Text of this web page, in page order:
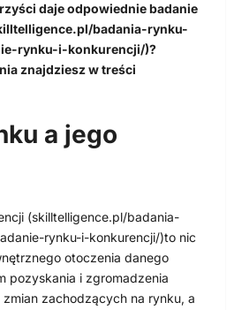
daje odpowiednie badanie
badania-rynku-
rynku-i-konkurencji/)?
znajdziesz w treści
a jego
(skilltelligence.pl/badania-
rynku-i-konkurencji/)to nic
otoczenia danego
pozyskania i zgromadzenia
zachodzących na rynku, a